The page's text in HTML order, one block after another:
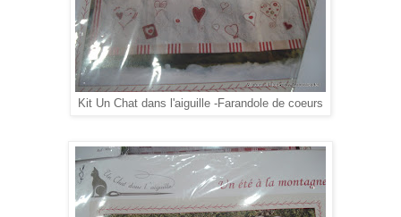
Kit Un Chat dans l'aiguille -Farandole de coeurs